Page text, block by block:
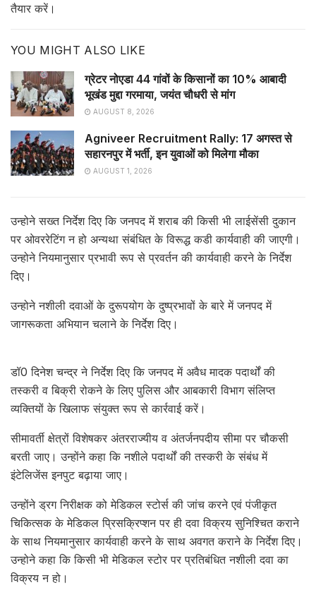
तैयार करें।
YOU MIGHT ALSO LIKE
ग्रेटर नोएडा 44 गांवों के किसानों का 10% आबादी
भूखंड मुद्दा गरमाया, जयंत चौधरी से मांग
AUGUST 8, 2026
Agniveer Recruitment Rally: 17 अगस्त से
सहारनपुर में भर्ती, इन युवाओं को मिलेगा मौका
AUGUST 1, 2026
उन्होने सख्त निर्देश दिए कि जनपद में शराब की किसी भी लाईसेंसी दुकान
पर ओवररेटिंग न हो अन्यथा संबंधित के विरूद्ध कडी कार्यवाही की जाएगी।
उन्होने नियमानुसार प्रभावी रूप से प्रवर्तन की कार्यवाही करने के निर्देश
दिए।
उन्होने नशीली दवाओं के दुरूपयोग के दुष्प्रभावों के बारे में जनपद में
जागरूकता अभियान चलाने के निर्देश दिए।
डॉ0 दिनेश चन्द्र ने निर्देश दिए कि जनपद में अवैध मादक पदार्थों की
तस्करी व बिक्री रोकने के लिए पुलिस और आबकारी विभाग संलिप्त
व्यक्तियों के खिलाफ संयुक्त रूप से कार्रवाई करें।
सीमावर्ती क्षेत्रों विशेषकर अंतरराज्यीय व अंतर्जनपदीय सीमा पर चौकसी
बरती जाए। उन्होंने कहा कि नशीले पदार्थों की तस्करी के संबंध में
इंटेलिजेंस इनपुट बढ़ाया जाए।
उन्होंने ड्रग निरीक्षक को मेडिकल स्टोर्स की जांच करने एवं पंजीकृत
चिकित्सक के मेडिकल प्रिसक्रिप्शन पर ही दवा विक्रय सुनिश्चित कराने
के साथ नियमानुसार कार्यवाही करने के साथ अवगत कराने के निर्देश दिए।
उन्होने कहा कि किसी भी मेडिकल स्टोर पर प्रतिबंधित नशीली दवा का
विक्रय न हो।